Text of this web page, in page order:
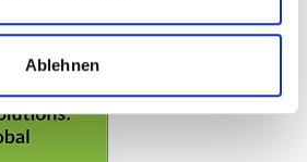
Ablehnen